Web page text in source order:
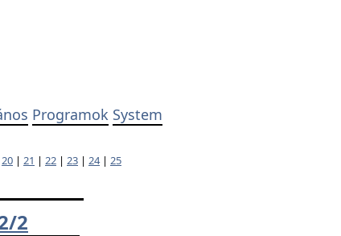
Programok System
20 | 21 | 22 | 23 | 24| 25
2